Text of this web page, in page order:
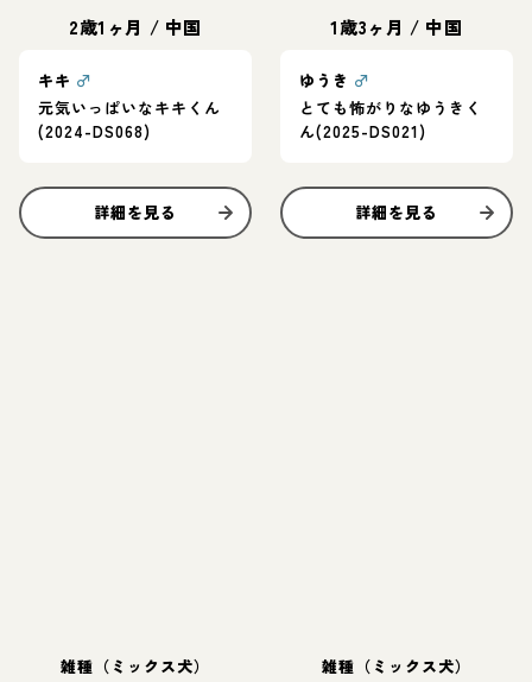
2歳1ヶ月 / 中国
キキ ♂
元気いっぱいなキキくん
(2024-DS068)
詳細を見る
1歳3ヶ月 / 中国
ゆうき ♂
とても怖がりなゆうきく
ん(2025-DS021)
詳細を見る
雑種（ミックス犬） 雑種（ミックス犬）